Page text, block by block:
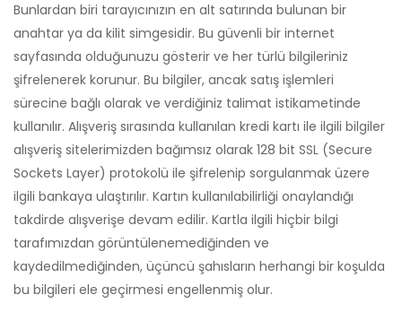
Bunlardan biri tarayıcınızın en alt satırında bulunan bir
anahtar ya da kilit simgesidir. Bu güvenli bir internet
sayfasında olduğunuzu gösterir ve her türlü bilgileriniz
şifrelenerek korunur. Bu bilgiler, ancak satış işlemleri
sürecine bağlı olarak ve verdiğiniz talimat istikametinde
kullanılır. Alışveriş sırasında kullanılan kredi kartı ile ilgili bilgiler
alışveriş sitelerimizden bağımsız olarak 128 bit SSL (Secure
Sockets Layer) protokolü ile şifrelenip sorgulanmak üzere
ilgili bankaya ulaştırılır. Kartın kullanılabilirliği onaylandığı
takdirde alışverişe devam edilir. Kartla ilgili hiçbir bilgi
tarafımızdan görüntülenemediğinden ve
kaydedilmediğinden, üçüncü şahısların herhangi bir koşulda
bu bilgileri ele geçirmesi engellenmiş olur.